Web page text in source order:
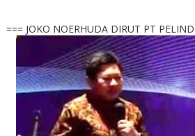
=== JOKO NOERHUDA DIRUT PT